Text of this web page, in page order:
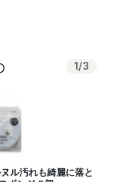
1/3
ル汚れも綺麗に落と